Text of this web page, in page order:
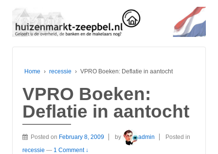
Home › recessie › VPRO Boeken: Deflatie in aantocht
VPRO Boeken:
Deflatie in aantocht
Posted on February 8, 2009 by admin
Posted in
recessie — 1 Comment ↓